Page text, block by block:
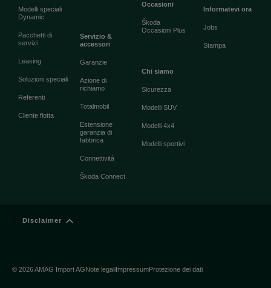
Modelli speciali
Dynamic
Pacchetti di
servizi
Leasing
Soluzioni speciali
Referenti
Cliente flotta
Servizio &
accessori
Garanzie
Azione di
richiamo
Totalmobil
Estensione
garanzia di
fabbrica
Connettività
Škoda Connect
Occasioni
Škoda
Occasioni Plus
Chi siamo
Sicurezza
Modelli SUV
Modelli 4x4
Modelli sportivi
Informatevi ora
Jobs
Stampa
Disclaimer
© 2026 AMAG Import AGNote legaliImpressumProtezione dei dati